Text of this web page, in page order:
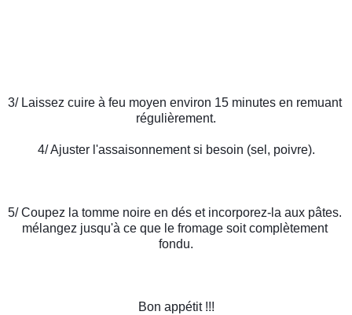
3/ Laissez cuire à feu moyen environ 15 minutes en remuant
régulièrement.
4/ Ajuster l'assaisonnement si besoin (sel, poivre).
5/ Coupez la tomme noire en dés et incorporez-la aux pâtes.
mélangez jusqu'à ce que le fromage soit complètement
fondu.
Bon appétit !!!